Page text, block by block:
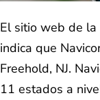
El sitio web de la
indica que
Freehold, NJ.
11 estados a